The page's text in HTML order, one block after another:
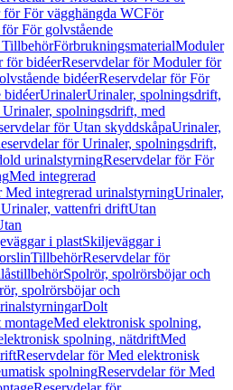
för För vägghängda WCFör
För golvstående
FörbrukningsmaterialModuler
för bidéerReservdelar för Moduler för
bidéerReservdelar för För
bidéerUrinalerUrinaler, spolningsdrift,
spolningsdrift, med
för Utan skyddskåpaUrinaler,
för Urinaler, spolningsdrift,
urinalstyrningReservdelar för För
Med integrerad
Med integrerad urinalstyrningUrinaler,
vattenfri driftUtan
i plastSkiljeväggar i
TillbehörReservdelar för
Spolrör, spolrörsböjar och
spolrörsböjar och
Dolt
Med elektronisk spolning,
spolning, nätdriftMed
Reservdelar för Med elektronisk
spolningReservdelar för Med